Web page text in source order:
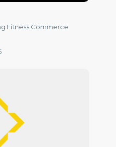
Fitness Commerce